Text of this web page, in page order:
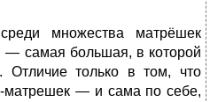
множества матрёшек
самая большая, в которой
Отличие только в том, что
матрешек — и сама по себе,